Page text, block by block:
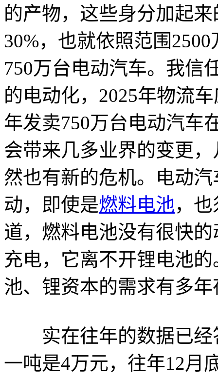
的产物，这些身分加起
30%，也就依照范围
750万台电动汽车。我信
的电动化，2025年物流
年发卖750万台电动汽车
会带来几多业界的变更
然也有新的危机。电动
动，即使是燃料电池，
道，燃料电池没有很快
充电，它离不开锂电池
池、锂资本的需求有多年
实在往年的数据已经
一吨是4万元，往年12月